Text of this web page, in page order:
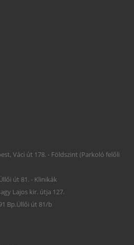
Váci út 178. - Földszint (Parkoló felőli
út 81. - Klinikák
Lajos kir. útja 127.
Bp.Üllői út 81/b